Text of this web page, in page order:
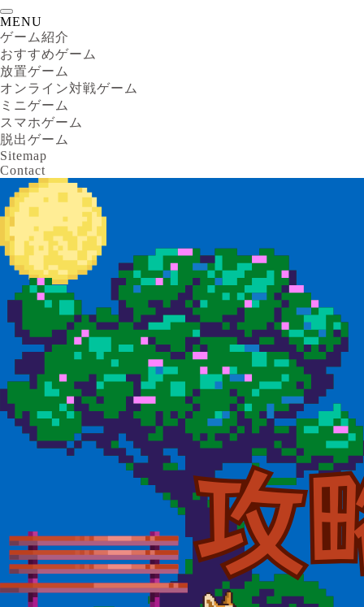
MENU
ゲーム紹介
おすすめゲーム
放置ゲーム
オンライン対戦ゲーム
ミニゲーム
スマホゲーム
脱出ゲーム
Sitemap
Contact